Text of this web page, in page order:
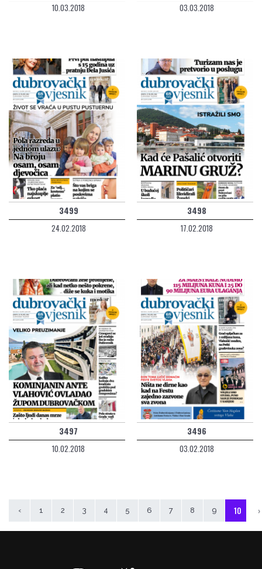
10.03.2018 03.03.2018
3499
24.02.2018
3498
17.02.2018
3497
10.02.2018
3496
03.02.2018
‹ 1 2 3 4 5 6 7 8 9 10 ›